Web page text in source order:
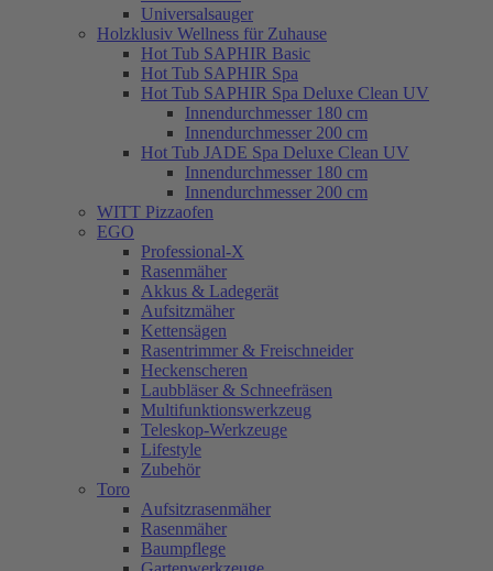
Universalsauger
Holzklusiv Wellness für Zuhause
Hot Tub SAPHIR Basic
Hot Tub SAPHIR Spa
Hot Tub SAPHIR Spa Deluxe Clean UV
Innendurchmesser 180 cm
Innendurchmesser 200 cm
Hot Tub JADE Spa Deluxe Clean UV
Innendurchmesser 180 cm
Innendurchmesser 200 cm
WITT Pizzaofen
EGO
Professional-X
Rasenmäher
Akkus & Ladegerät
Aufsitzmäher
Kettensägen
Rasentrimmer & Freischneider
Heckenscheren
Laubbläser & Schneefräsen
Multifunktionswerkzeug
Teleskop-Werkzeuge
Lifestyle
Zubehör
Toro
Aufsitzrasenmäher
Rasenmäher
Baumpflege